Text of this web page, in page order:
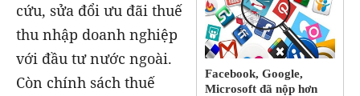
Facebook, Google,
Microsoft đã nộp hơn
cứu, sửa đổi ưu đãi thuế
thu nhập doanh nghiệp
với đầu tư nước ngoài.
Còn chính sách thuế